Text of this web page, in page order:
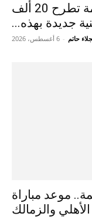
الإيجار بدل التمليك.. الحكومة تطرح 20 ألف
جديدة بهذه...
حاتم - 6 أغسطس، 2026
موعد مباراة
الأهلي والزمالك